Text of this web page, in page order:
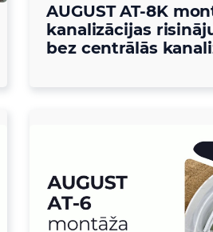
AUGUST AT-8K
kanalizācijas
bez centrālās